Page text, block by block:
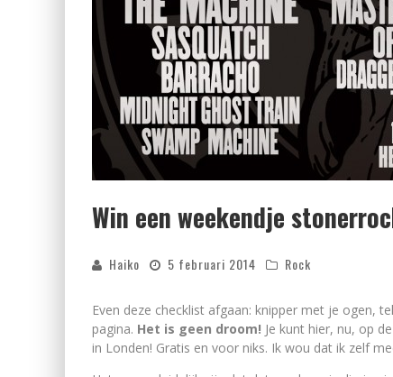
Win een weekendje
Haiko 5 februari 2014 Rock
Even deze checklist afgaan: knipper met je ogen,
pagina. Het is geen droom! Je kunt hier, nu, op
in Londen! Gratis en voor niks. Ik wou dat ik zelf